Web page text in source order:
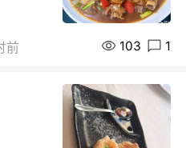
前 103 1